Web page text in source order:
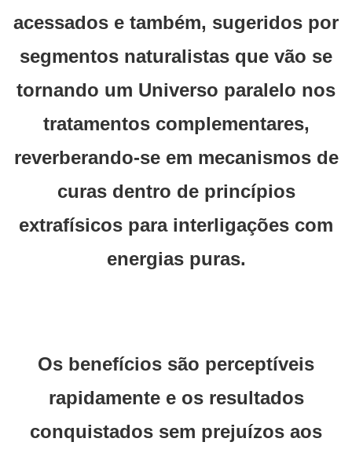
acessados e também, sugeridos por
segmentos naturalistas que vão se
tornando um Universo paralelo nos
tratamentos complementares,
reverberando-se em mecanismos de
curas dentro de princípios
extrafísicos para interligações com
energias puras.
Os benefícios são perceptíveis
rapidamente e os resultados
conquistados sem prejuízos aos